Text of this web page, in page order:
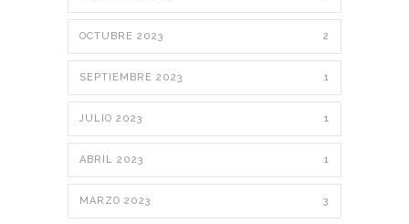
OCTUBRE 2023 2
SEPTIEMBRE 2023 1
JULIO 2023 1
ABRIL 2023 1
MARZO 2023 3